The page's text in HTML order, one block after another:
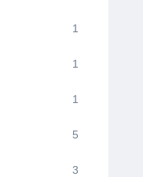
1
1
1
5
3